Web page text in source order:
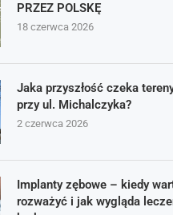
PRZEZ POLSKĘ
18 czerwca 2026
Jaka przyszłość czeka
przy ul. Michalczyka?
2 czerwca 2026
Implanty zębowe – kiedy
rozważyć i jak wygląda